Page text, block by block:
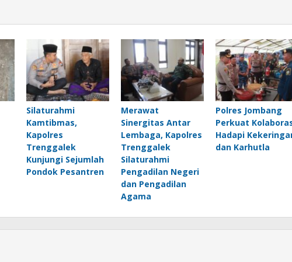
Silaturahmi
Kamtibmas,
Kapolres
Trenggalek
Kunjungi Sejumlah
Pondok Pesantren
Merawat
Sinergitas Antar
Lembaga, Kapolres
Trenggalek
Silaturahmi
Pengadilan Negeri
dan Pengadilan
Agama
Polres Jombang
Perkuat
Hadapi
dan Karhutla